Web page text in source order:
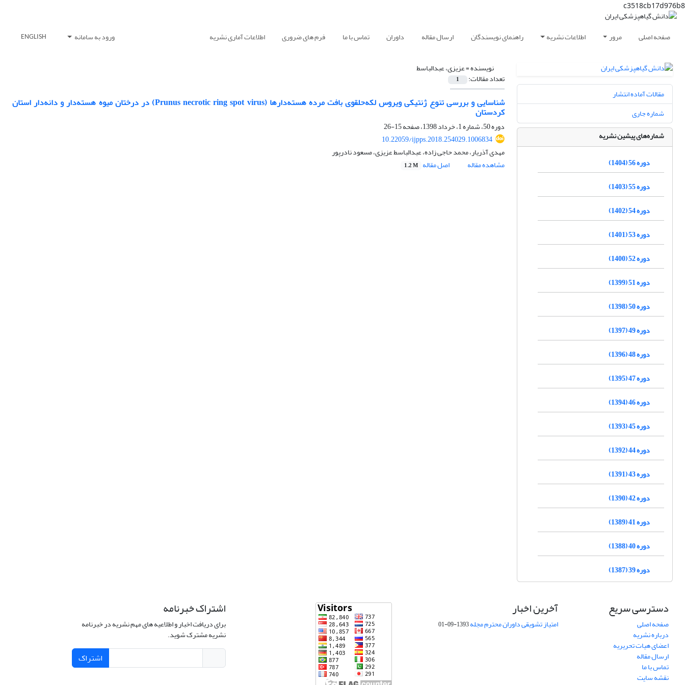
c3518cb17d976b8
صفحه اصلی مرور اطلاعات نشریه راهنمای نویسندگان ارسال مقاله داوران تماس با ما فرم های ضروری اطلاعات آماری نشریه ورود به سامانه ENGLISH
نویسنده =عزیزی، عبدالباسط
تعداد مقالات: 1
شناسایی و بررسی تنوع ژنتیکی ویروس لکه‌حلقوی بافت مرده هسته‌دارها (Prunus necrotic ring spot virus) در درختان میوه هسته‌دار و دانه‌دار استان
کردستان
دوره 50، شماره 1، خرداد 1398، صفحه
15-26
10.22059/ijpps.2018.254029.1006834
مهدی آذریار، محمد حاجی زاده، عبدالباسط عزیزی، مسعود نادرپور
مشاهده مقاله
اصل مقاله 1.2 M
مقالات آماده انتشار
شماره جاری
شماره‌های پیشین نشریه
دوره 56 (1404)
دوره 55 (1403)
دوره 54 (1402)
دوره 53 (1401)
دوره 52 (1400)
دوره 51 (1399)
دوره 50 (1398)
دوره 49 (1397)
دوره 48 (1396)
دوره 47 (1395)
دوره 46 (1394)
دوره 45 (1393)
دوره 44 (1392)
دوره 43 (1391)
دوره 42 (1390)
دوره 41 (1389)
دوره 40 (1388)
دوره 39 (1387)
دسترسی سریع
صفحه اصلی
درباره نشریه
اعضای هیات تحریریه
ارسال مقاله
تماس با ما
نقشه سایت
آخرین اخبار
امتیاز تشویقی داوران محترم مجله1393-09-01
اشتراک خبرنامه
برای دریافت اخبار و اطلاعیه های مهم نشریه در خبرنامه
نشریه مشترک شوید.
اشتراک